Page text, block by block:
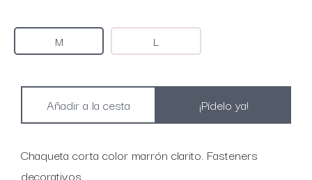
M L
¡Pídelo ya!
Chaqueta corta color marrón clarito. Fasteners
decorativos.